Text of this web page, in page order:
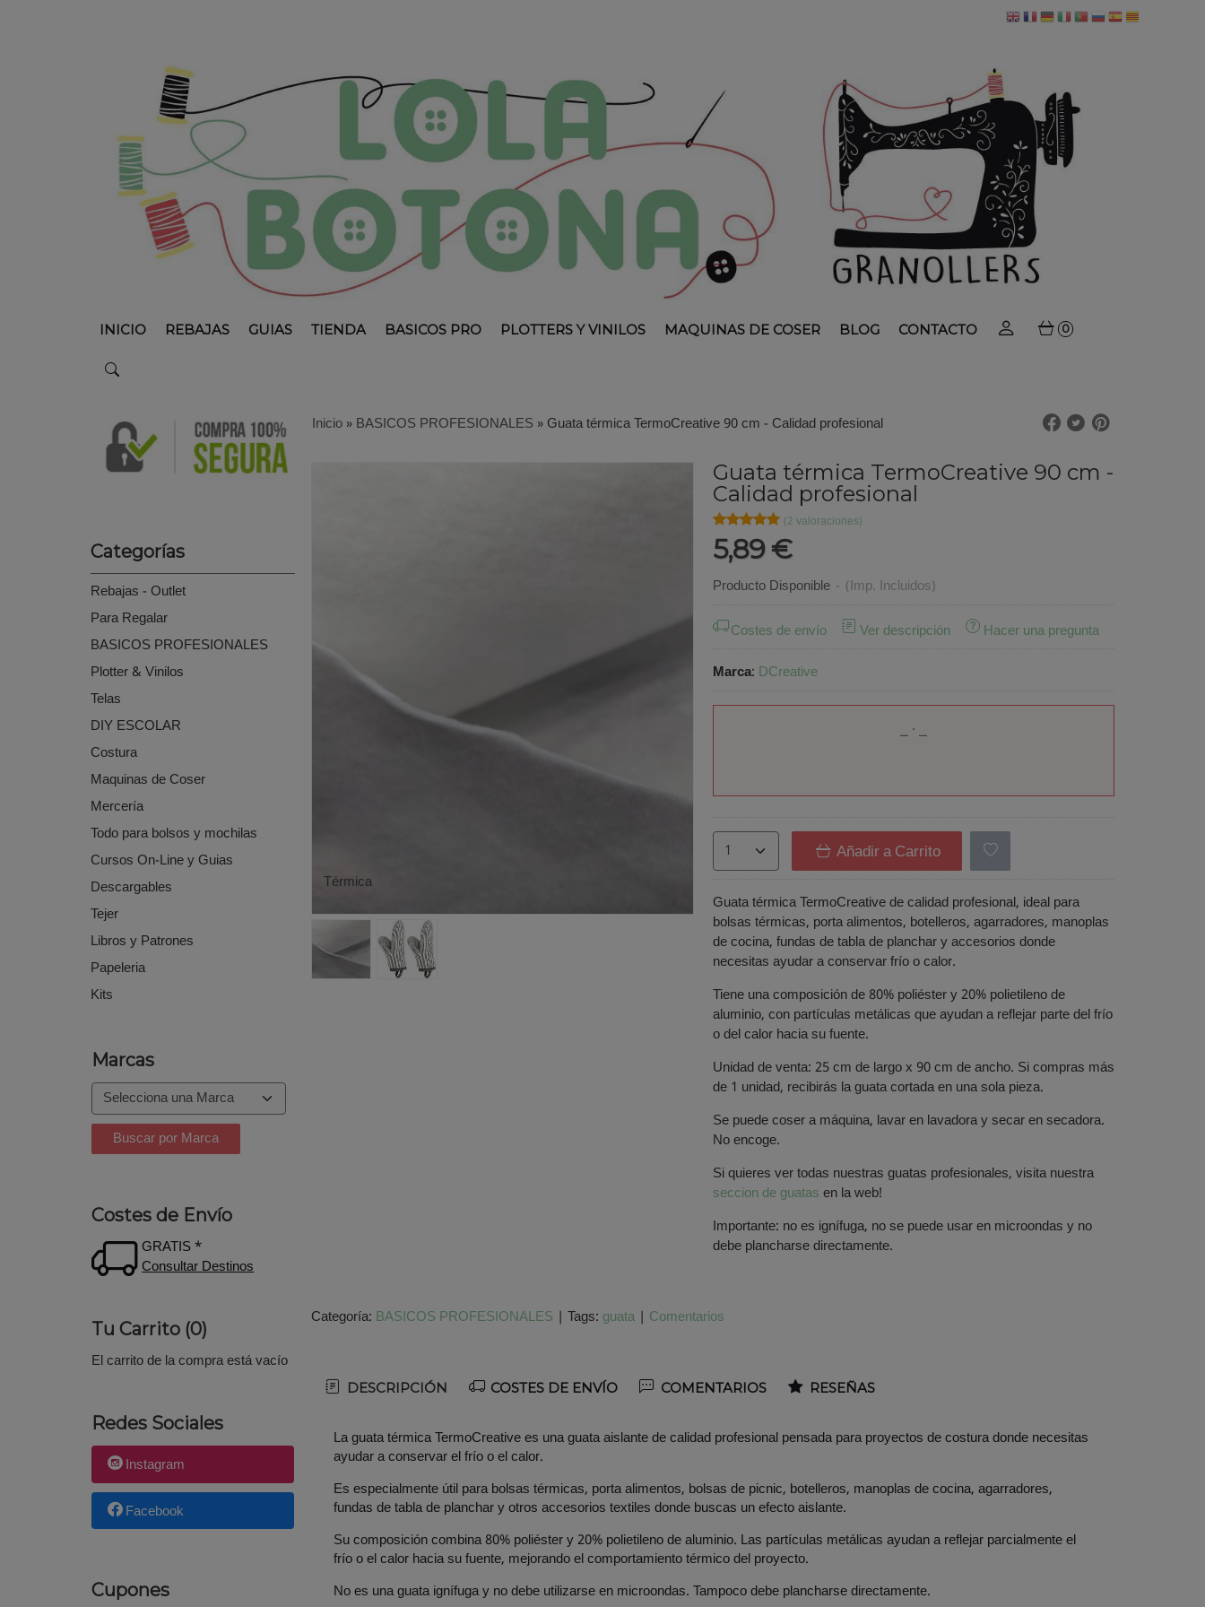
INICIO REBAJAS GUIAS TIENDA BASICOS PRO PLOTTERS Y VINILOS MAQUINAS DE COSER BLOG CONTACTO 0
Categorías
Rebajas - Outlet
Para Regalar
BASICOS PROFESIONALES
Plotter & Vinilos
Telas
DIY ESCOLAR
Costura
Maquinas de Coser
Mercería
Todo para bolsos y mochilas
Cursos On-Line y Guias
Descargables
Tejer
Libros y Patrones
Papeleria
Kits
Marcas
Costes de Envío
GRATIS *
Consultar Destinos
Tu Carrito (0)
El carrito de la compra está vacío
Redes Sociales
Instagram
Facebook
Cupones
Inicio»BASICOS PROFESIONALES »Guata térmica TermoCreative 90 cm - Calidad profesional
Térmica
Guata térmica TermoCreative 90 cm -
Calidad profesional
★★★★★
★★★★★ (2 valoraciones)
5,89 €
Producto Disponible - (Imp. Incluidos)
Costes de envío
Ver descripción
Hacer una pregunta
Marca: DCreative
Añadir a Carrito
Guata térmica TermoCreative de calidad profesional, ideal para
bolsas térmicas, porta alimentos, botelleros, agarradores, manoplas
de cocina, fundas de tabla de planchar y accesorios donde
necesitas ayudar a conservar frío o calor.
Tiene una composición de 80% poliéster y 20% polietileno de
aluminio, con partículas metálicas que ayudan a reflejar parte del frío
o del calor hacia su fuente.
Unidad de venta: 25 cm de largo x 90 cm de ancho. Si compras más
de 1 unidad, recibirás la guata cortada en una sola pieza.
Se puede coser a máquina, lavar en lavadora y secar en secadora.
No encoge.
Si quieres ver todas nuestras guatas profesionales, visita nuestra
seccion de guatasen la web!
Importante: no es ignífuga, no se puede usar en microondas y no
debe plancharse directamente.
Categoría: BASICOS PROFESIONALES | Tags: guata | Comentarios
DESCRIPCIÓN COSTES DE ENVÍO COMENTARIOS RESEÑAS
La guata térmica TermoCreative es una guata aislante de calidad profesional pensada para proyectos de costura donde necesitas
ayudar a conservar el frío o el calor.
Es especialmente útil para bolsas térmicas, porta alimentos, bolsas de picnic, botelleros, manoplas de cocina, agarradores,
fundas de tabla de planchar y otros accesorios textiles donde buscas un efecto aislante.
Su composición combina 80% poliéster y 20% polietileno de aluminio. Las partículas metálicas ayudan a reflejar parcialmente el
frío o el calor hacia su fuente, mejorando el comportamiento térmico del proyecto.
No es una guata ignífuga y no debe utilizarse en microondas. Tampoco debe plancharse directamente.